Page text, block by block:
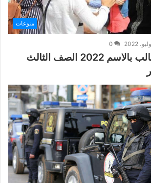
منوعات
0
رقم جلوس الطالب بالاسم 2022 الصف الثالث